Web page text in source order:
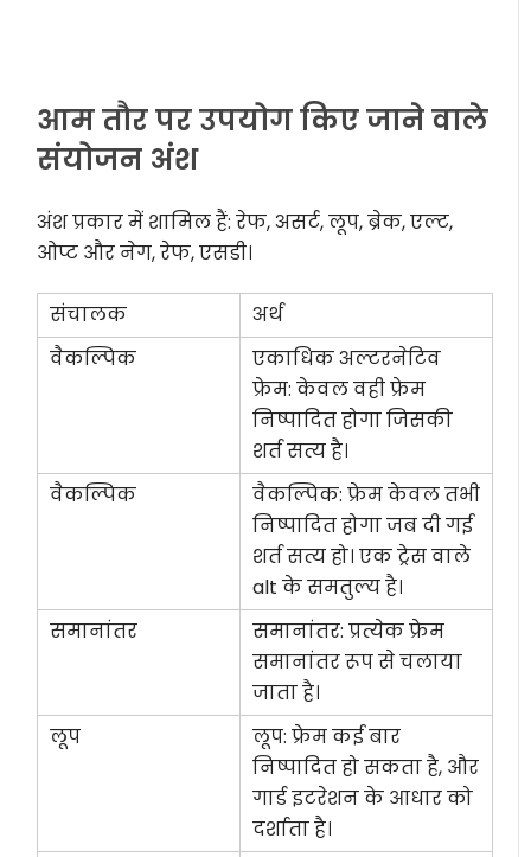
आम तौर पर उपयोग किए जाने वाले
संयोजन अंश
अंश प्रकार में शामिल हैं: रेफ, असर्ट, लूप, ब्रेक, एल्ट,
ओप्ट और नेग, रेफ, एसडी।
संचालक
अर्थ
वैकल्पिक
एकाधिक अल्टरनेटिव
फ्रेम: केवल वही फ्रेम
निष्पादित होगा जिसकी
शर्त सत्य है।
वैकल्पिक
वैकल्पिक: फ्रेम केवल तभी
निष्पादित होगा जब दी गई
शर्त सत्य हो। एक ट्रेस वाले
alt के समतुल्य है।
समानांतर
समानांतर: प्रत्येक फ्रेम
समानांतर रूप से चलाया
जाता है।
लूप
लूप: फ्रेम कई बार
निष्पादित हो सकता है, और
गार्ड इटरेशन के आधार को
दर्शाता है।